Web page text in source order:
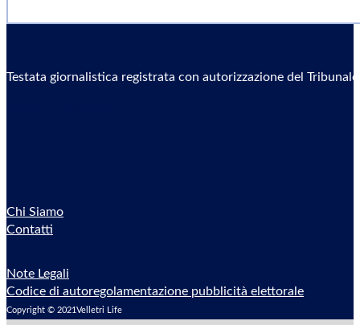
Testata giornalistica registrata con autorizzazione del
Chi Siamo
Contatti
Note Legali
Codice di autoregolamentazione pubblicità elettorale
Copyright © 2021Velletri Life